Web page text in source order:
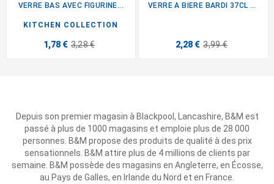
VERRE BAS AVEC FIGURINE...
KITCHEN COLLECTION
1,78 € 3,28 €
VERRE A BIERE BARDI 37CL X2
2,28 € 3,99 €
Depuis son premier magasin à Blackpool, Lancashire, B&M est
passé à plus de 1000 magasins et emploie plus de 28 000
personnes. B&M propose des produits de qualité à des prix
sensationnels. B&M attire plus de 4 millions de clients par
semaine. B&M possède des magasins en Angleterre, en Écosse,
au Pays de Galles, en Irlande du Nord et en France.